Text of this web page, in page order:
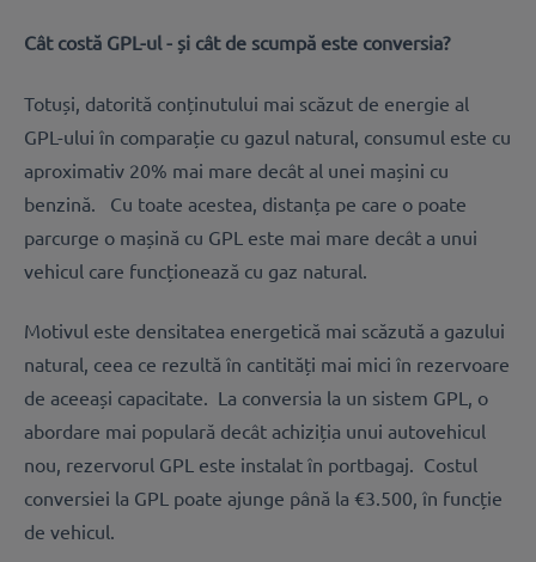
Cât costă GPL-ul - și cât de scumpă este conversia?
Totuși, datorită conținutului mai scăzut de energie al
GPL-ului în comparație cu gazul natural, consumul este cu
aproximativ 20% mai mare decât al unei mașini cu
benzină. Cu toate acestea, distanța pe care o poate
parcurge o mașină cu GPL este mai mare decât a unui
vehicul care funcționează cu gaz natural.
Motivul este densitatea energetică mai scăzută a gazului
natural, ceea ce rezultă în cantități mai mici în rezervoare
de aceeași capacitate. La conversia la un sistem GPL, o
abordare mai populară decât achiziția unui autovehicul
nou, rezervorul GPL este instalat în portbagaj. Costul
conversiei la GPL poate ajunge până la €3.500, în funcție
de vehicul.